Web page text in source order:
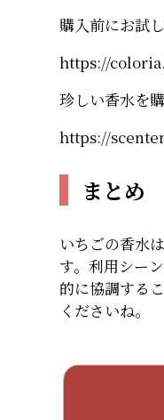
購入前にお試
https://
珍しい香水を
https://
まとめ
いちごの香水
す。利用シー
的に協調する
くださいね。